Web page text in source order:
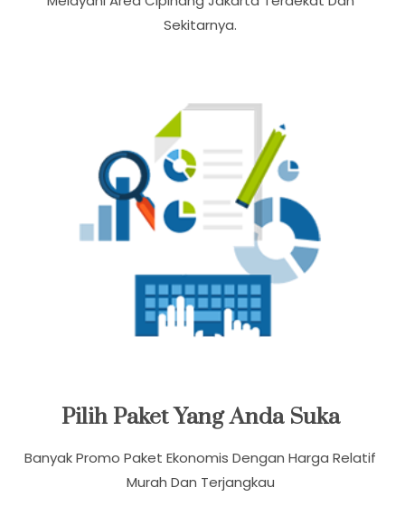
Sekitarnya.
Pilih Paket Yang Anda Suka
Banyak Promo Paket Ekonomis Dengan Harga Relatif
Murah Dan Terjangkau